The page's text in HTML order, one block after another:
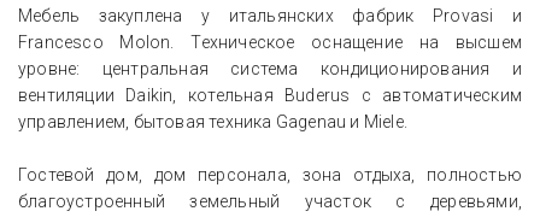
Мебель закуплена у итальянских фабрик Provasi и
Francesco Molon. Техническое оснащение на высшем
уровне: центральная система кондиционирования и
вентиляции Daikin, котельная Buderus с автоматическим
управлением, бытовая техника Gagenau и Miele.
Гостевой дом, дом персонала, зона отдыха, полностью
благоустроенный земельный участок с деревьями,